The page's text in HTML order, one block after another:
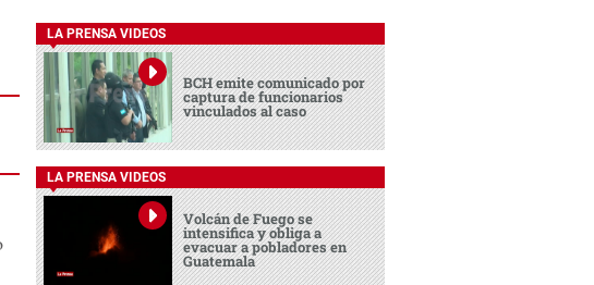
LA PRENSA VIDEOS
BCH emite comunicado por
captura de funcionarios
vinculados al caso
LA PRENSA VIDEOS
Volcán de Fuego se
intensifica y obliga a
evacuar a pobladores en
Guatemala